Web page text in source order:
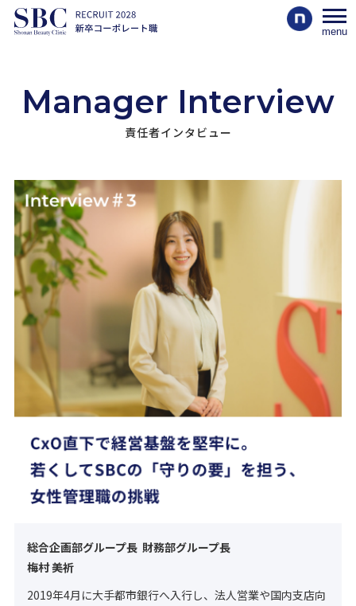
menu
Manager Interview
責任者インタビュー
総合企画部グループ長 財務部グループ長
梅村 美祈
2019年4月に大手都市銀行へ入行し、法人営業や国内支店向